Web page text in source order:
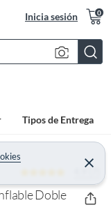
Inicia sesión 0
Tipos de Entrega
C
e
r
a
r
4.9 (7)
Doble